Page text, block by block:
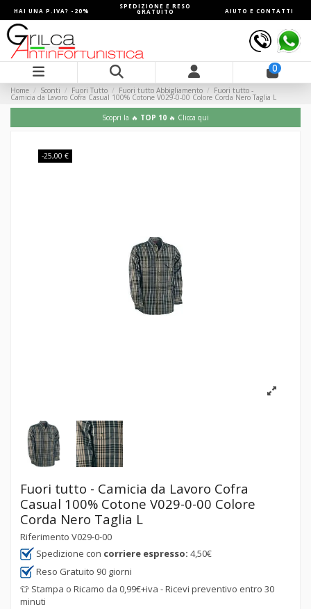
HAI UNA P.IVA? -20%
SPEDIZIONE E RESO
GRATUITO AIUTO E CONTATTI
0
Home Sconti Fuori Tutto Fuori tutto Abbigliamento Fuori tutto -
Camicia da Lavoro Cofra Casual 100% Cotone V029-0-00 Colore Corda Nero Taglia L
Scopri la 🔥 TOP 10 🔥 Clicca qui
-25,00 €
Fuori tutto - Camicia da Lavoro Cofra
Casual 100% Cotone V029-0-00 Colore
Corda Nero Taglia L
Riferimento V029-0-00
Spedizione con corriere espresso: 4,50€
Reso Gratuito 90 giorni
👕 Stampa o Ricamo da 0,99€+iva - Ricevi preventivo entro 30
minuti